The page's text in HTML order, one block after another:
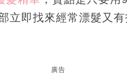
立即找來經常漂髮又
廣告